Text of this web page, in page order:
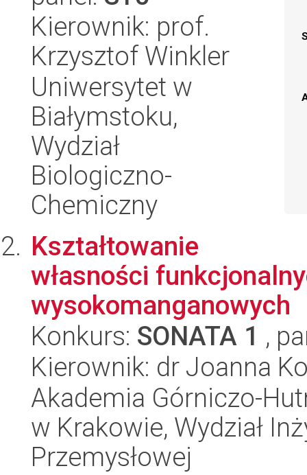
Kierownik: prof.
Krzysztof Winkler
Uniwersytet w
Białymstoku,
Wydział
Biologiczno-
Chemiczny
Kształtowanie
własności
wysokomanganowych
Konkurs: SONATA 1 ,
Kierownik: dr Joanna
Akademia Górniczo-
w Krakowie, Wydział
Przemysłowej